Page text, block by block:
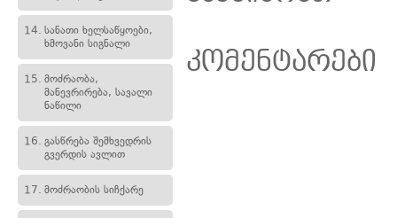
14. სანათი ხელსაწყოები,
ხმოვანი სიგნალი
15. მოძრაობა,
მანევრირება, სავალი
ნაწილი
16. გასწრება შემხვედრის
გვერდის ავლით
17. მოძრაობის სიჩქარე
კომენტარები